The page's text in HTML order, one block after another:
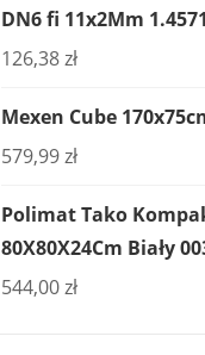
DN6 fi 11x2Mm
126,38zł
Mexen Cube
579,99zł
Polimat Tako
80X80X24Cm Biały
544,00zł